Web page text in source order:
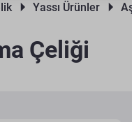
Yassı Ürünler
Çeliği